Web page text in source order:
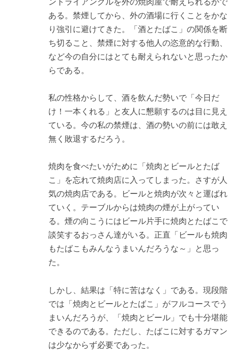
ある。禁煙してから、外の酒場に行くことをかな
り強引に避けてきた。「酒とたばこ」の関係を断
ち切ること、禁煙に対する他人の恣意的な行動、
など今の自分にはとても耐えられないと思ったか
らである。
私の性格からして、酒を飲んだ勢いで「今日だ
け！一本くれる」と友人に懇願するのは目に見え
ている。今の私の禁煙は、酒の勢いの前には敢え
無く敗退するだろう。
焼肉を食べたいがために「焼肉とビールとたば
こ」を忘れて焼肉店に入ってしまった。さすが人
気の焼肉店である。ビールと焼肉が次々と運ばれ
ていく。テーブルからは焼肉の煙が上がってい
る。煙の向こうにはビール片手に焼肉とたばこで
談笑するおっさん達がいる。正直「ビールも焼肉
もたばこもみんなうまいんだろうな～」と思っ
た。
しかし、結果は「特に苦はなく」である。現段階
では「焼肉とビールとたばこ」がフルコースでう
まいんだろうが、「焼肉とビール」でも十分堪能
できるのである。ただし、たばこに対するガマン
は少なからず必要であった。